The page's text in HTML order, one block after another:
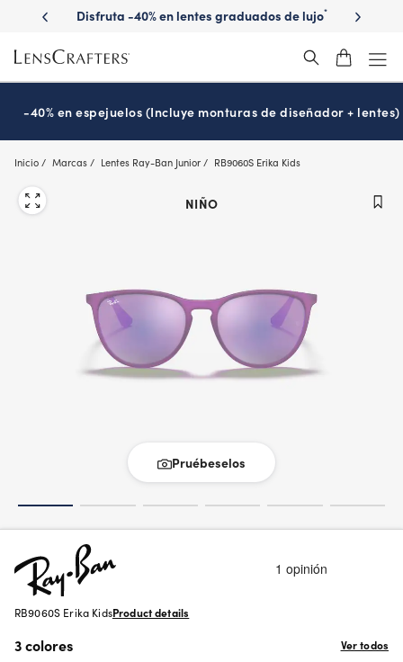
main
content
vista? Disfruta -40% en lentes graduados de lujo*
-40% en espejuelos (Incluye monturas de diseñador + lentes)
Inicio Marcas Lentes Ray-Ban Junior RB9060S Erika Kids
NIÑO
Pruébeselos
RB9060S Erika KidsProduct details
3 colores
Ver todos